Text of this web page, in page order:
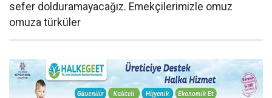
sefer dolduramayacağız. Emekçilerimizle omuz
omuza türküler